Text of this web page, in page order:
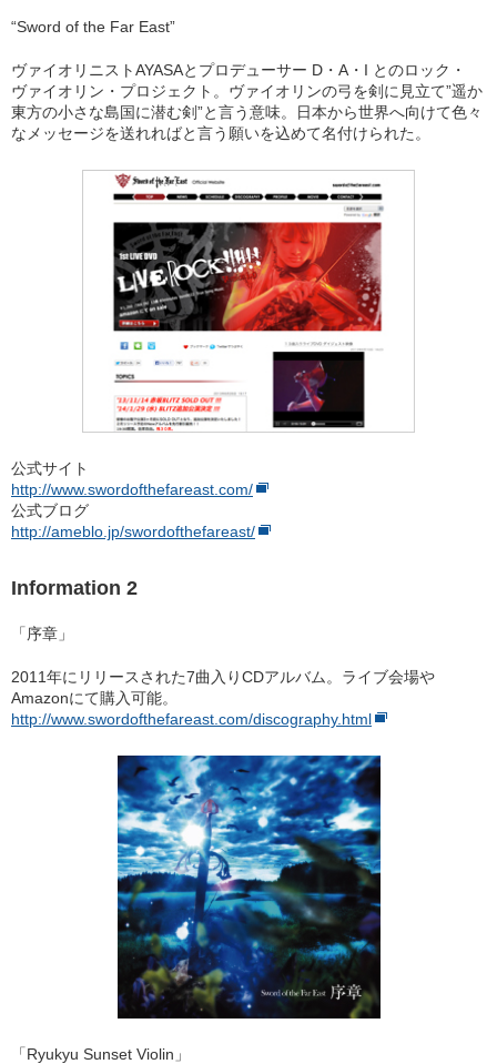
“Sword of the Far East”
ヴァイオリニストAYASAとプロデューサー D・A・I とのロック・
ヴァイオリン・プロジェクト。ヴァイオリンの弓を剣に見立て”遥か
東方の小さな島国に潜む剣”と言う意味。日本から世界へ向けて色々
なメッセージを送れればと言う願いを込めて名付けられた。
公式サイト
http://www.swordofthefareast.com/
公式ブログ
http://ameblo.jp/swordofthefareast/
Information 2
「序章」
2011年にリリースされた7曲入りCDアルバム。ライブ会場や
Amazonにて購入可能。
http://www.swordofthefareast.com/discography.html
「Ryukyu Sunset Violin」